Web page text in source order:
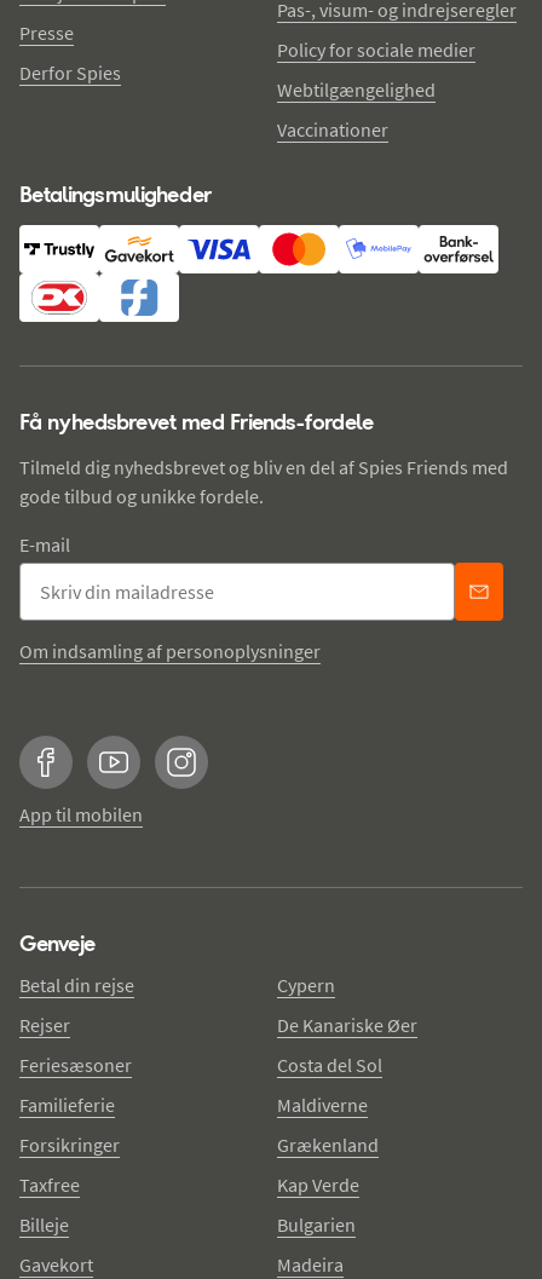
Presse
Derfor Spies
Pas-, visum- og indrejseregler
Policy for sociale medier
Webtilgængelighed
Vaccinationer
Betalingsmuligheder
Få nyhedsbrevet med Friends-fordele
Tilmeld dig nyhedsbrevet og bliv en del af Spies Friends med
gode tilbud og unikke fordele.
E-mail
Om indsamling af personoplysninger
FacebookYouTubeInstagram
App til mobilen
Genveje
Betal din rejse
Rejser
Feriesæsoner
Familieferie
Forsikringer
Taxfree
Billeje
Gavekort
Cypern
De Kanariske Øer
Costa del Sol
Maldiverne
Grækenland
Kap Verde
Bulgarien
Madeira